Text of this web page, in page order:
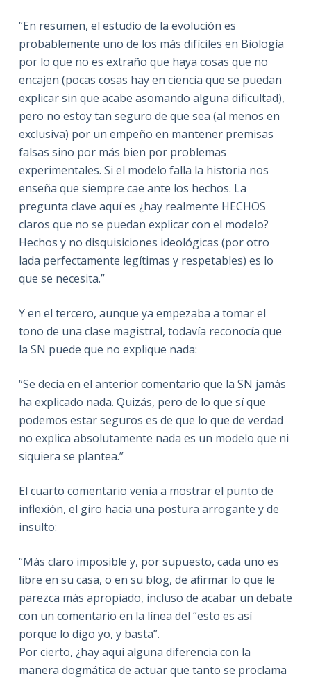
“En resumen, el estudio de la evolución es
probablemente uno de los más difíciles en Biología
por lo que no es extraño que haya cosas que no
encajen (pocas cosas hay en ciencia que se puedan
explicar sin que acabe asomando alguna dificultad),
pero no estoy tan seguro de que sea (al menos en
exclusiva) por un empeño en mantener premisas
falsas sino por más bien por problemas
experimentales. Si el modelo falla la historia nos
enseña que siempre cae ante los hechos. La
pregunta clave aquí es ¿hay realmente HECHOS
claros que no se puedan explicar con el modelo?
Hechos y no disquisiciones ideológicas (por otro
lada perfectamente legítimas y respetables) es lo
que se necesita.”
Y en el tercero, aunque ya empezaba a tomar el
tono de una clase magistral, todavía reconocía que
la SN puede que no explique nada:
“Se decía en el anterior comentario que la SN jamás
ha explicado nada. Quizás, pero de lo que sí que
podemos estar seguros es de que lo que de verdad
no explica absolutamente nada es un modelo que ni
siquiera se plantea.”
El cuarto comentario venía a mostrar el punto de
inflexión, el giro hacia una postura arrogante y de
insulto:
“Más claro imposible y, por supuesto, cada uno es
libre en su casa, o en su blog, de afirmar lo que le
parezca más apropiado, incluso de acabar un debate
con un comentario en la línea del “esto es así
porque lo digo yo, y basta”.
Por cierto, ¿hay aquí alguna diferencia con la
manera dogmática de actuar que tanto se proclama